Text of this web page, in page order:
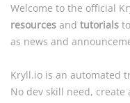
Welcome to the official
resources and tutorials
as news and
Kryll.io is an automated
No dev skill need,